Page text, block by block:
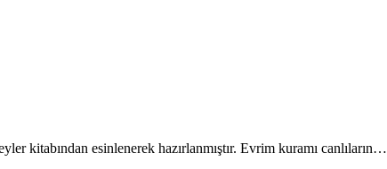
kitabından esinlenerek hazırlanmıştır. Evrim kuramı canlıların…